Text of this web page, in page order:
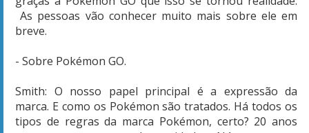
As pessoas vão conhecer muito mais sobre ele em
breve.
- Sobre Pokémon GO.
Smith: O nosso papel principal é a expressão da
marca. E como os Pokémon são tratados. Há todos os
tipos de regras da marca Pokémon, certo? 20 anos